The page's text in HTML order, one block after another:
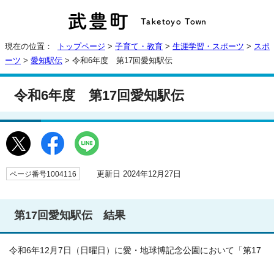
現在の位置： トップページ > 子育て・教育 > 生涯学習・スポーツ > スポ
ーツ > 愛知駅伝 > 令和6年度 第17回愛知駅伝
令和6年度 第17回愛知駅伝
ページ番号1004116 更新日 2024年12月27日
第17回愛知駅伝 結果
令和6年12月7日（日曜日）に愛・地球博記念公園において「第17